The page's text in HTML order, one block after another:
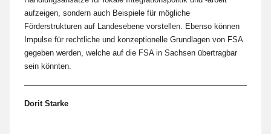
aufzeigen, sondern auch Beispiele für mögliche
Förderstrukturen auf Landesebene vorstellen. Ebenso können
Impulse für rechtliche und konzeptionelle Grundlagen von FSA
gegeben werden, welche auf die FSA in Sachsen übertragbar
sein könnten.
Dorit Starke